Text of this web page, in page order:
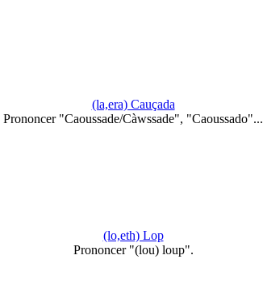
(la,era) Cauçada
Prononcer "Caoussade/Càwssade", "Caoussado"...
(lo,eth) Lop
Prononcer "(lou) loup".